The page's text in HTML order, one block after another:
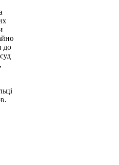
до